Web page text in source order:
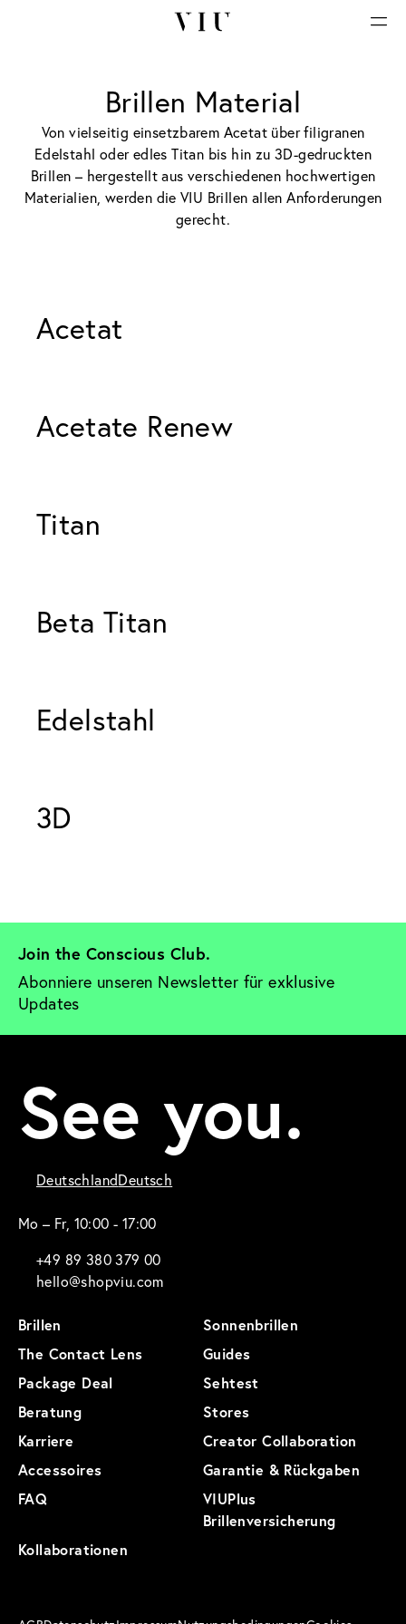
Brillen Material
Von vielseitig einsetzbarem Acetat über filigranen
Edelstahl oder edles Titan bis hin zu 3D-gedruckten
Brillen – hergestellt aus verschiedenen hochwertigen
Materialien, werden die VIU Brillen allen Anforderungen
gerecht.
Acetat
Acetate Renew
Titan
Beta Titan
Edelstahl
3D
Join the Conscious Club.
Abonniere unseren Newsletter für exklusive
Updates
See you.
DeutschlandDeutsch
Mo – Fr, 10:00 - 17:00
+49 89 380 379 00
hello@shopviu.com
Brillen
Sonnenbrillen
The Contact Lens
Guides
Package Deal
Sehtest
Beratung
Stores
Karriere
Creator Collaboration
Accessoires
Garantie & Rückgaben
FAQ
VIUPlus
Brillenversicherung
Kollaborationen